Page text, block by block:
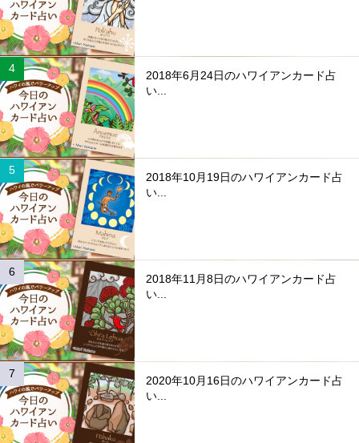
2018年6月24日のハワイアンカード占
い...
2018年10月19日のハワイアンカード占
い...
2018年11月8日のハワイアンカード占
い...
2020年10月16日のハワイアンカード占
い...